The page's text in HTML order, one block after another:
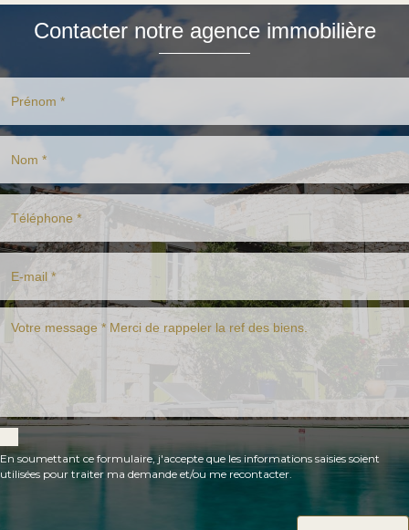
Contacter notre agence immobilière
En soumettant ce formulaire, j'accepte que les informations saisies soient
utilisées pour traiter ma demande et/ou me recontacter.